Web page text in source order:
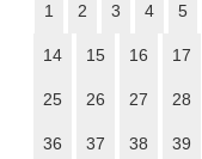
1 2 3 4 5
14 15 16 17
25 26 27 28
36 37 38 39